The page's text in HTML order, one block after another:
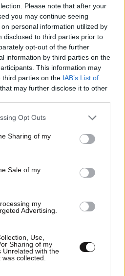
Please note that after your
you may continue seeing
personal information utilized by
disclosed to third parties prior to
opt-out of the further
information by third parties on the
This information may
third parties on the IAB’s List of
that may further disclose it to other
app uses one or more Google
behaviour. You may click to
and its third-party tags to
purposes in below Google
Opt Outs
Sharing of my
Sale of my
my
Advertising.
Use,
Sharing of my
Unrelated with the
collected.